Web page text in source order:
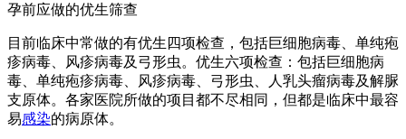
孕前应做的优生筛查
目前临床中常做的有优生四项检查，包括巨细胞病毒、单纯疱
疹病毒、风疹病毒及弓形虫。优生六项检查：包括巨细胞病
毒、单纯疱疹病毒、风疹病毒、弓形虫、人乳头瘤病毒及解脲
支原体。各家医院所做的项目都不尽相同，但都是临床中最容
易感染的病原体。